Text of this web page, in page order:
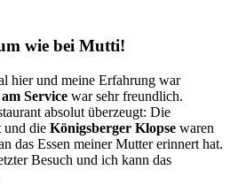
wie bei Mutti!
hier und meine Erfahrung war
Service war sehr freundlich.
absolut überzeugt: Die
und die Königsberger Klopse waren
das Essen meiner Mutter erinnert hat.
Besuch und ich kann das